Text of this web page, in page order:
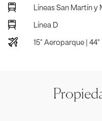
Líneas San Martín y
Línea D
15" Aeroparque | 44"